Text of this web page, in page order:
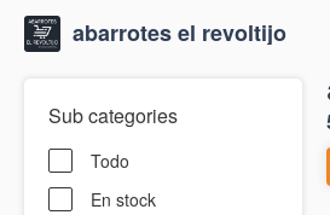
abarrotes el revoltijo
Sub categories
Todo
En stock